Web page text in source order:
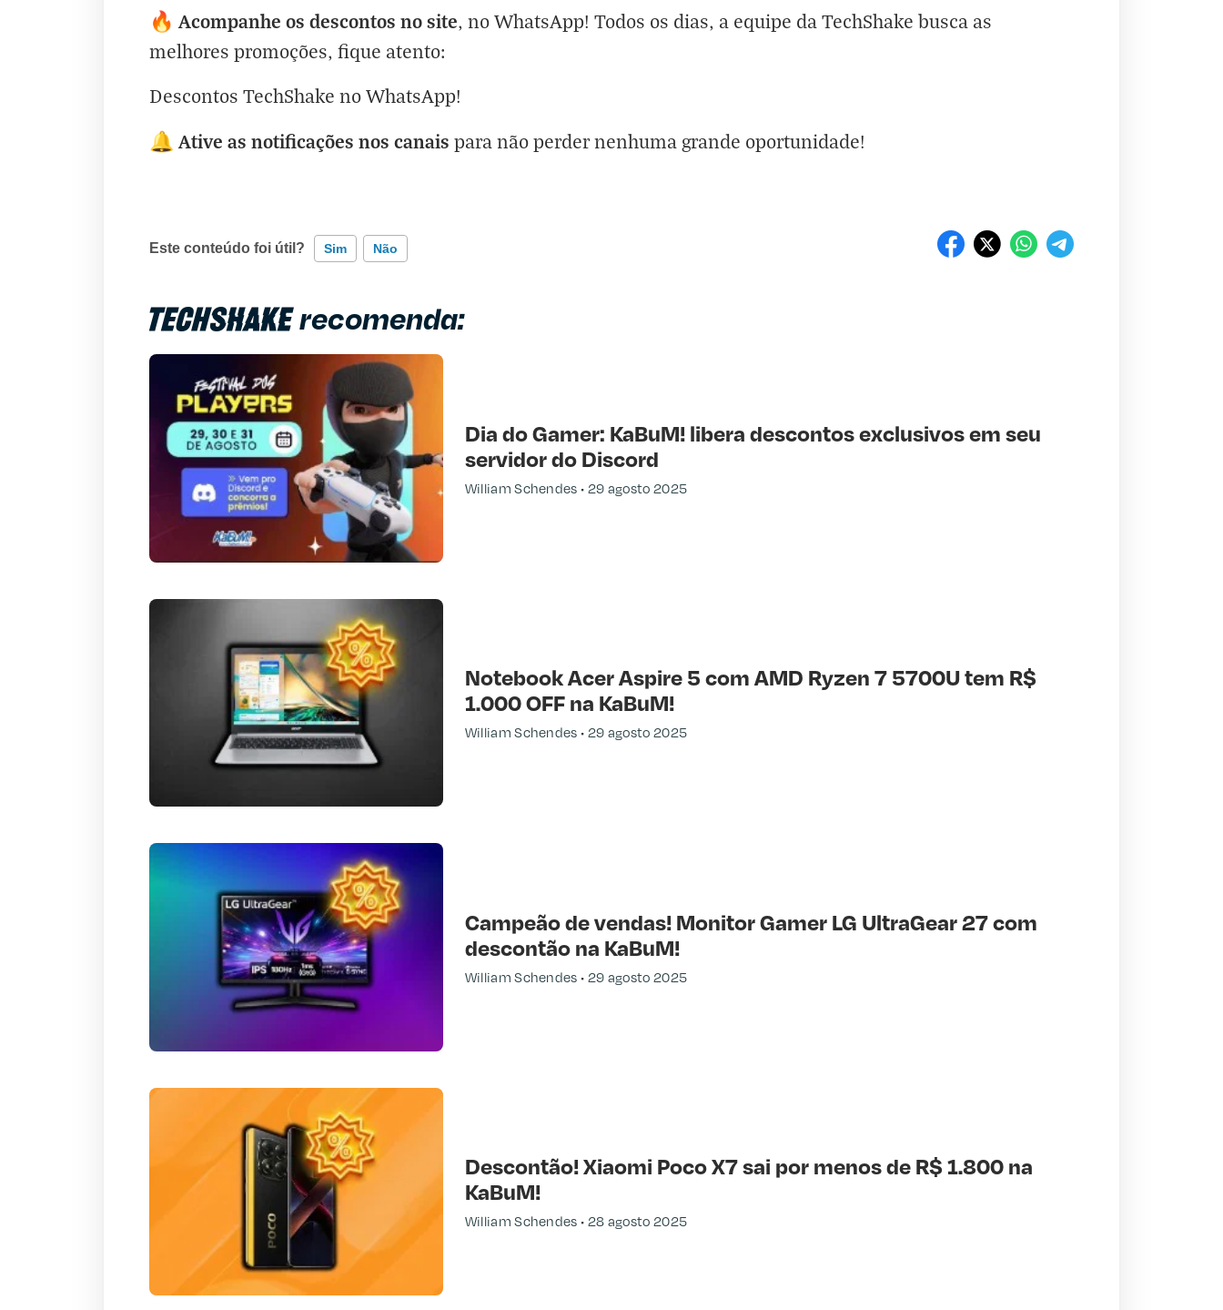
🔥 Acompanhe os descontos no site, no WhatsApp! Todos os dias, a equipe da TechShake busca as
melhores promoções, fique atento:
Descontos TechShake no WhatsApp!
🔔 Ative as notificações nos canais para não perder nenhuma grande oportunidade!
Este conteúdo foi útil? Sim Não
Este conteúdo contém informação incorreta
Outro
recomenda:
Dia do Gamer: KaBuM! libera descontos exclusivos em seu
servidor do Discord
William Schendes 29 agosto 2025
Notebook Acer Aspire 5 com AMD Ryzen 7 5700U tem R$
1.000 OFF na KaBuM!
William Schendes 29 agosto 2025
Campeão de vendas! Monitor Gamer LG UltraGear 27 com
descontão na KaBuM!
William Schendes 29 agosto 2025
Descontão! Xiaomi Poco X7 sai por menos de R$ 1.800 na
KaBuM!
William Schendes 28 agosto 2025